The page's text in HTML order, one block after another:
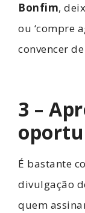
Bonfim,
ou ‘compre
convencer
3 –
É bastante
divulgação
quem